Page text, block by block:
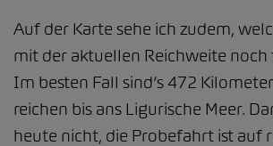
Auf der Karte sehe ich zudem,
mit der aktuellen Reichweite noch
Im besten Fall sind’s 472
reichen bis ans Ligurische Meer.
heute nicht, die Probefahrt ist auf